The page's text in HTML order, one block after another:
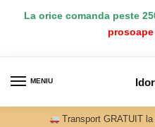
La orice comanda peste
MENIU
Transport GRATUIT